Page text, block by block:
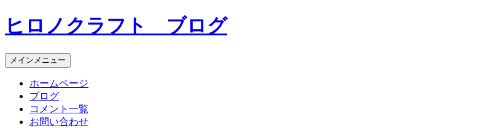
コ
ン
ン
ツ
ヒロノクラフト ブログ
メインメニュー
ホームページ
ブログ
コメント一覧
お問い合わせ